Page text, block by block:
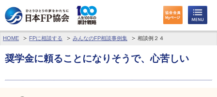
わたしたちのくらしとお金
FPに相談する
HOME FPに相談する みんなのFP相談事例集 相談例２４
奨学金に頼ることになりそうで、心苦しい